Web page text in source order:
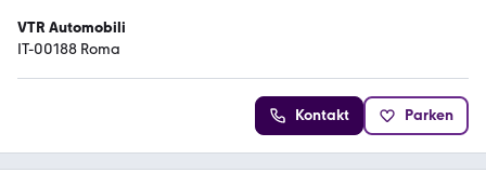
VTR Automobili
IT-00188 Roma
Kontakt Parken